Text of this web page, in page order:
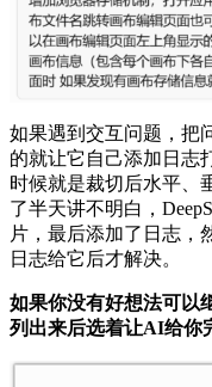
如果遇到交互问题，把
的就让它自己添加日志
时候就是裁切后水平、
了半天讲不明白，
片，最后添加了日志，
日志给它后才解决。
如果你没有好想法可以
列出来后选着让AI给你